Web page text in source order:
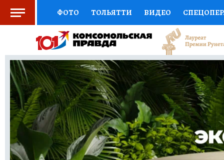
ФОТО ТОЛЬЯТТИ ВИДЕО
СОЦПОДДЕРЖКА НАУКА СПОРТ
ВЫБОР ЭКСПЕРТОВ ДОКТОР
КНИЖНАЯ ПОЛКА ПРОГНОЗЫ НА СПОРТ
ПРЕСС-ЦЕНТР НЕДВИЖИМОСТЬ
КОЛЛЕКЦИИ КП РЕКЛАМА